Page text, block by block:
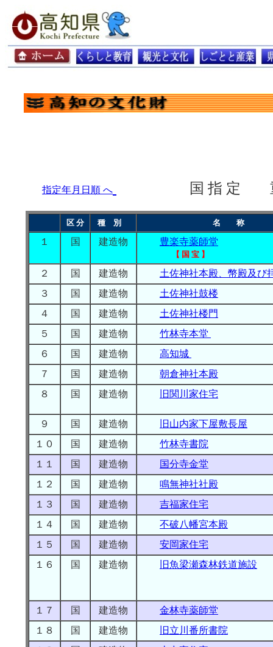
指定年月日順 へ 国 指 定 重 要
区 分 種 別 名 称
１ 国 建造物 豊楽寺薬師堂
【 国 宝 】
２ 国 建造物
土佐神社本殿、幣殿及び
３
国 建造物
土佐神社鼓楼
４
国 建造物
土佐神社楼門
５
国 建造物
竹林寺本堂
６
国 建造物
高知城
７
国 建造物
朝倉神社本殿
８
国 建造物 旧関川家住宅
９ 国 建造物
旧山内家下屋敷長屋
１０
国 建造物
竹林寺書院
１１
国 建造物
国分寺金堂
１２
国 建造物
鳴無神社社殿
１３
国 建造物
吉福家住宅
１４
国 建造物
不破八幡宮本殿
１５
国 建造物
安岡家住宅
１６
国 建造物 旧魚梁瀬森林鉄道施設
１７ 国 建造物
金林寺薬師堂
１８
国 建造物
旧立川番所書院